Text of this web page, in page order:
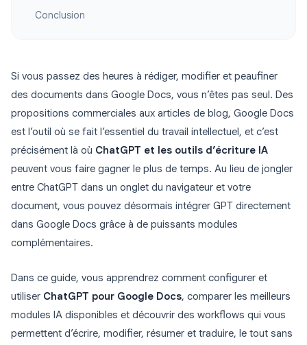
Conclusion
Si vous passez des heures à rédiger, modifier et peaufiner
des documents dans Google Docs, vous n’êtes pas seul. Des
propositions commerciales aux articles de blog, Google Docs
est l’outil où se fait l’essentiel du travail intellectuel, et c’est
précisément là où ChatGPT et les outils d’écriture IA
peuvent vous faire gagner le plus de temps. Au lieu de jongler
entre ChatGPT dans un onglet du navigateur et votre
document, vous pouvez désormais intégrer GPT directement
dans Google Docs grâce à de puissants modules
complémentaires.
Dans ce guide, vous apprendrez comment configurer et
utiliser ChatGPT pour Google Docs, comparer les meilleurs
modules IA disponibles et découvrir des workflows qui vous
permettent d’écrire, modifier, résumer et traduire, le tout sans